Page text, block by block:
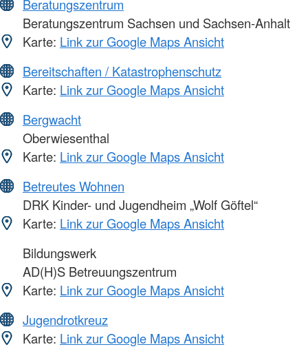
Beratungszentrum
Beratungszentrum Sachsen und Sachsen-Anhalt
Karte: Link zur Google Maps Ansicht
Bereitschaften / Katastrophenschutz
Karte: Link zur Google Maps Ansicht
Bergwacht
Oberwiesenthal
Karte: Link zur Google Maps Ansicht
Betreutes Wohnen
DRK Kinder- und Jugendheim „Wolf Göftel“
Karte: Link zur Google Maps Ansicht
Bildungswerk
AD(H)S Betreuungszentrum
Karte: Link zur Google Maps Ansicht
Jugendrotkreuz
Karte: Link zur Google Maps Ansicht